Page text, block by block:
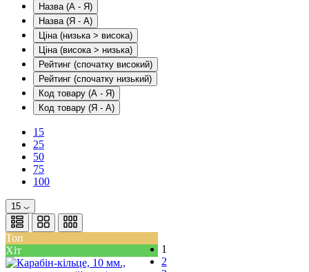
Назва (А - Я)
Назва (Я - А)
Ціна (низька > висока)
Ціна (висока > низька)
Рейтинг (спочатку високий)
Рейтинг (спочатку низький)
Код товару (А - Я)
Код товару (Я - А)
15
25
50
75
100
15
Топ
Хіт
1
2